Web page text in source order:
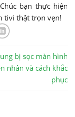
bạn thực hiện
tivi thật trọn vẹn!
bị sọc màn hình
nhân và cách khắc
phục